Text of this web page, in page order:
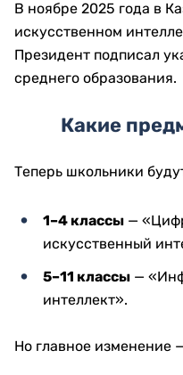
В ноябре 2025 года в
искусственном
Президент подписал
среднего образования.
Какие
Теперь школьники
1–4 классы —
искусственный
5–11 классы —
интеллект».
Но главное изменение